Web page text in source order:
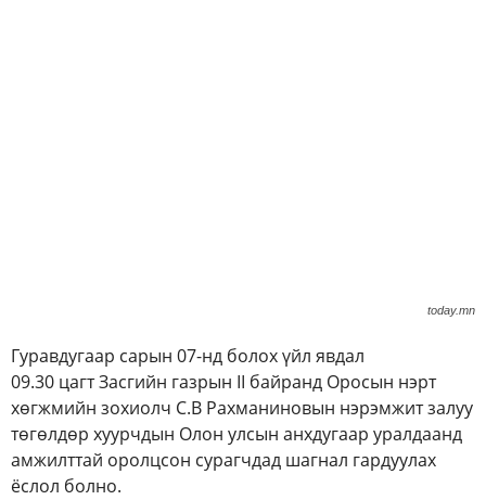
today.mn
Гуравдугаар сарын 07-нд болох үйл явдал
09.30 цагт Засгийн газрын II байранд Оросын нэрт
хөгжмийн зохиолч С.В Рахманиновын нэрэмжит залуу
төгөлдөр хуурчдын Олон улсын анхдугаар уралдаанд
амжилттай оролцсон сурагчдад шагнал гардуулах
ёслол болно.